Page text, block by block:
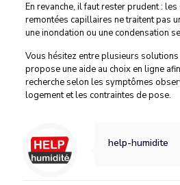
En revanche, il faut rester prudent :
remontées capillaires ne traitent pas
une inondation ou une condensation
Vous hésitez entre plusieurs
propose une aide au choix en ligne
recherche selon les symptômes
logement et les contraintes de pose.
help-humidite